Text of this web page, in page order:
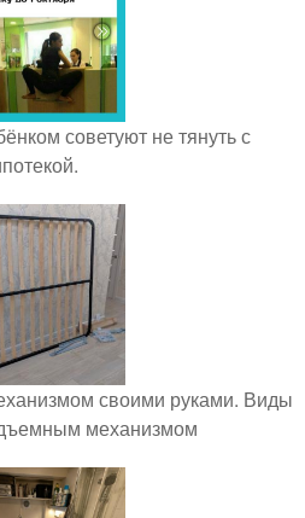
советуют не тянуть с
своими руками. Виды
механизмом